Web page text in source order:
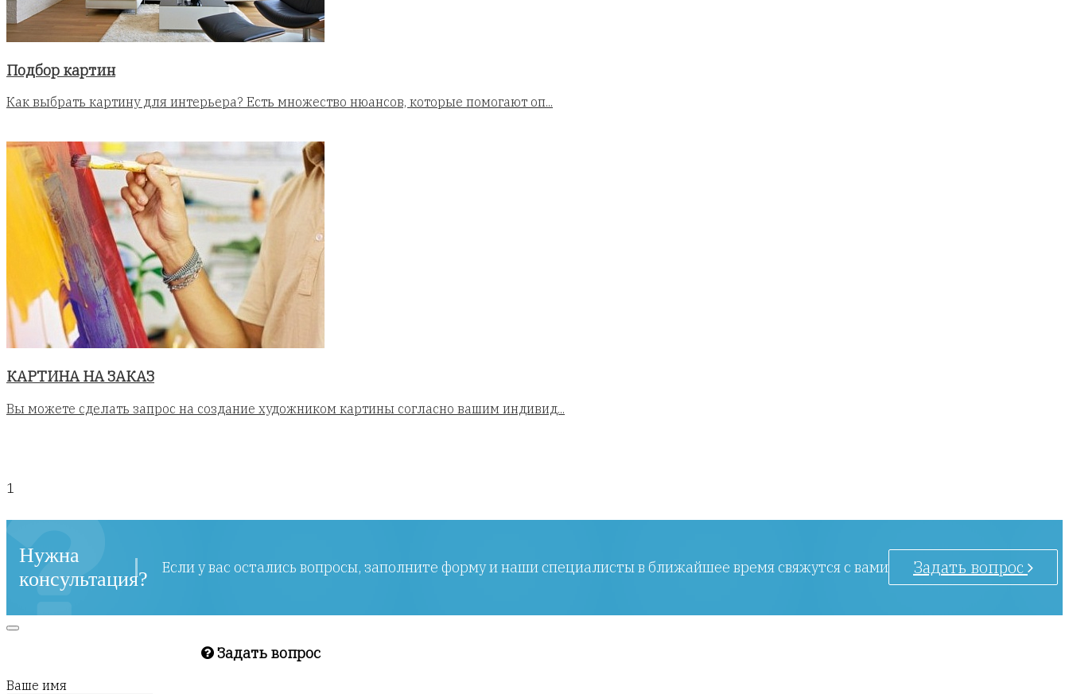
Подбор картин
Как выбрать картину для интерьера? Есть множество нюансов, которые помогают оп...
КАРТИНА НА ЗАКАЗ
Вы можете сделать запрос на создание художником картины согласно вашим индивид...
1
Нужна
консультация?
Если у вас остались вопросы, заполните форму и наши специалисты в ближайшее время свяжутся с вами Задать вопрос
Задать вопрос
Ваше имя